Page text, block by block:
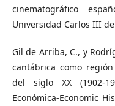
cinematográfico
Universidad Carlos III
Gil de Arriba, C., y
cantábrica como
del siglo XX (1902-
Económica-Economic